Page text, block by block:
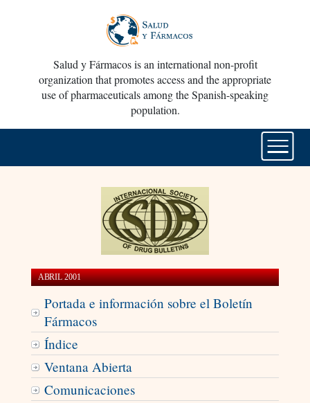
Salud y Fármacos is an international non-profit
organization that promotes access and the appropriate
use of pharmaceuticals among the Spanish-speaking
population.
ABRIL 2001
Portada e información sobre el Boletín
Fármacos
Índice
Ventana Abierta
Comunicaciones